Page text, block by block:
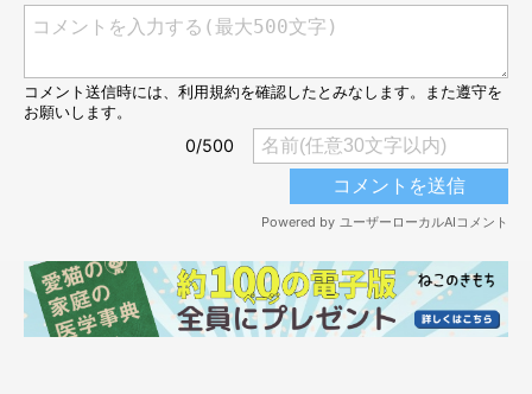
「動画も見せて、LINEのタイムラインにも載せてます」
「被害者（？）は妹です。毎日何枚も送ってます」
「猫仲間を増やすべく、うちのコのフォトブックをいつも持って
いて、チャンスがあれば見せてます」
「迷惑だろうなぁと思いつつも自慢したい（笑）」
見せられたら迷惑かなと思いつつも、愛猫を見せたい気持ちのほ